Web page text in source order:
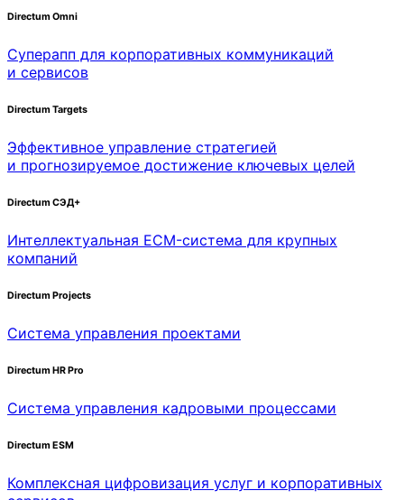
Directum Omni
Суперапп для корпоративных коммуникаций
и сервисов
Directum Targets
Эффективное управление стратегией
и прогнозируемое достижение ключевых целей
Directum СЭД+
Интеллектуальная ECM-система для крупных
компаний
Directum Projects
Система управления проектами
Directum HR Pro
Система управления кадровыми процессами
Directum ESM
Комплексная цифровизация услуг и корпоративных